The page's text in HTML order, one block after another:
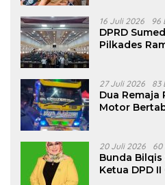
16 Juli 2026 96
DPRD
Pilkades
27 Juli 2026 83
Dua Remaja
Motor
20 Juli 2026 60
Bunda Bilqis
Ketua DPD